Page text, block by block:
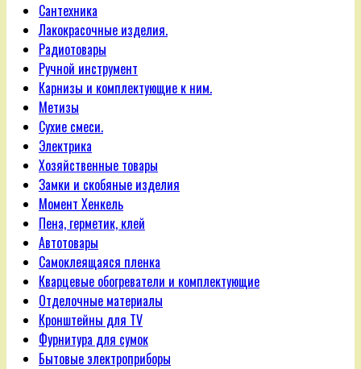
Сантехника
Лакокрасочные изделия.
Радиотовары
Ручной инструмент
Карнизы и комплектующие к ним.
Метизы
Сухие смеси.
Электрика
Хозяйственные товары
Замки и скобяные изделия
Момент Хенкель
Пена, герметик, клей
Автотовары
Самоклеящаяся пленка
Кварцевые обогреватели и комплектующие
Отделочные материалы
Кронштейны для TV
Фурнитура для сумок
Бытовые электроприборы